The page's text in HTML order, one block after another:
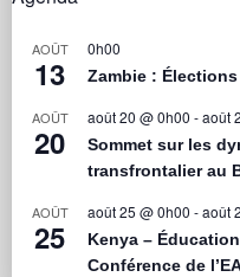
AOÛT
13
0h00
Zambie :
AOÛT
20
août 20 @ 0h00 -août
Sommet sur les
transfrontalier au
AOÛT
25
août 25 @ 0h00 -août
Kenya –
Conférence de